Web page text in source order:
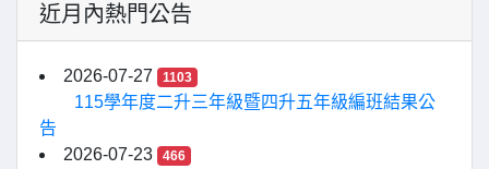
近月內熱門公告
2026-07-27 1103
115學年度二升三年級暨四升五年級編班結果公
告
2026-07-23
466